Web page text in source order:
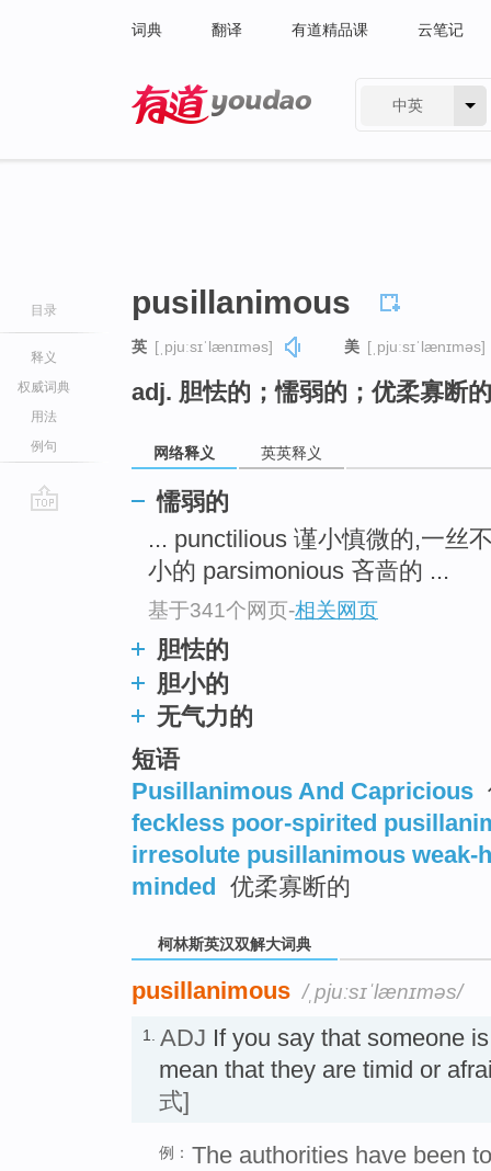
词典 翻译 有道精品课 云笔记
中英
目录
释义
权威词典
用法
例句
pusillanimous
英 [ˌpjuːsɪˈlænɪməs] 美 [ˌpjuːsɪˈlænɪməs]
adj. 胆怯的；懦弱的；优柔寡断的
网络释义 英英释义
懦弱的
... punctilious 谨小慎微的,一丝
小的 parsimonious 吝啬的 ...
基于341个网页-相关网页
胆怯的
胆小的
无气力的
短语
Pusillanimous And Capricious
feckless poor-spirited
irresolute pusillanimous weak-
minded 优柔寡断的
柯林斯英汉双解大词典
pusillanimous /ˌpjuːsɪˈlænɪməs/
1. ADJ If you say that someone
mean that they are timid or
式]
例： The authorities have been